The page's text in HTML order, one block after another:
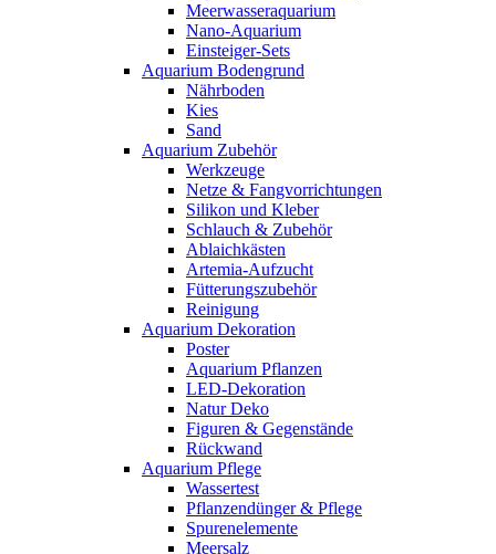
Meerwasseraquarium
Nano-Aquarium
Einsteiger-Sets
Aquarium Bodengrund
Nährboden
Kies
Sand
Aquarium Zubehör
Werkzeuge
Netze & Fangvorrichtungen
Silikon und Kleber
Schlauch & Zubehör
Ablaichkästen
Artemia-Aufzucht
Fütterungszubehör
Reinigung
Aquarium Dekoration
Poster
Aquarium Pflanzen
LED-Dekoration
Natur Deko
Figuren & Gegenstände
Rückwand
Aquarium Pflege
Wassertest
Pflanzendünger & Pflege
Spurenelemente
Meersalz